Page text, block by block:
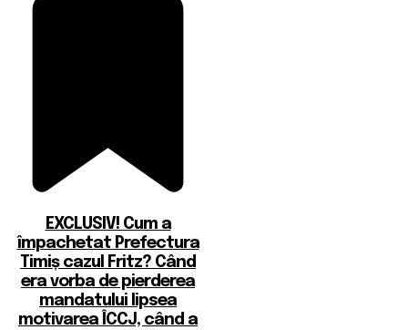
EXCLUSIV! Cum a
împachetat Prefectura
Timiș cazul Fritz? Când
era vorba de pierderea
mandatului lipsea
motivarea ÎCCJ, când a